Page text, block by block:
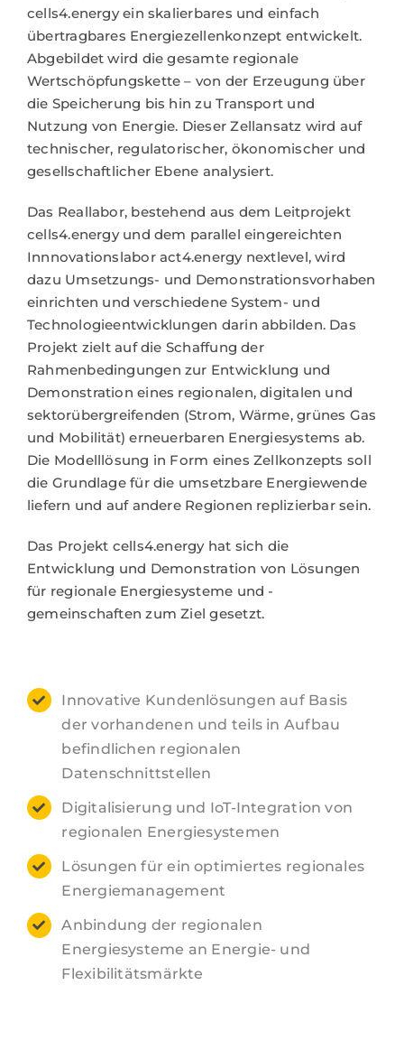
cells4.energy ein skalierbares und einfach
übertragbares Energiezellenkonzept entwickelt.
Abgebildet wird die gesamte regionale
Wertschöpfungskette – von der Erzeugung über
die Speicherung bis hin zu Transport und
Nutzung von Energie. Dieser Zellansatz wird auf
technischer, regulatorischer, ökonomischer und
gesellschaftlicher Ebene analysiert.
Das Reallabor, bestehend aus dem Leitprojekt
cells4.energy und dem parallel eingereichten
Innnovationslabor act4.energy nextlevel, wird
dazu Umsetzungs- und Demonstrationsvorhaben
einrichten und verschiedene System- und
Technologieentwicklungen darin abbilden. Das
Projekt zielt auf die Schaffung der
Rahmenbedingungen zur Entwicklung und
Demonstration eines regionalen, digitalen und
sektorübergreifenden (Strom, Wärme, grünes Gas
und Mobilität) erneuerbaren Energiesystems ab.
Die Modelllösung in Form eines Zellkonzepts soll
die Grundlage für die umsetzbare Energiewende
liefern und auf andere Regionen replizierbar sein.
Das Projekt cells4.energy hat sich die
Entwicklung und Demonstration von Lösungen
für regionale Energiesysteme und -
gemeinschaften zum Ziel gesetzt.
Innovative Kundenlösungen auf Basis
der vorhandenen und teils in Aufbau
befindlichen regionalen
Datenschnittstellen
Digitalisierung und IoT-Integration von
regionalen Energiesystemen
Lösungen für ein optimiertes regionales
Energiemanagement
Anbindung der regionalen
Energiesysteme an Energie- und
Flexibilitätsmärkte